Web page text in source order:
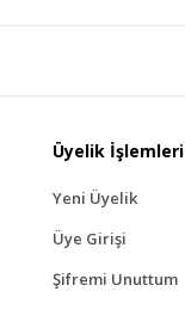
Üyelik İşlemleri
Yeni Üyelik
Üye Girişi
Şifremi Unuttum